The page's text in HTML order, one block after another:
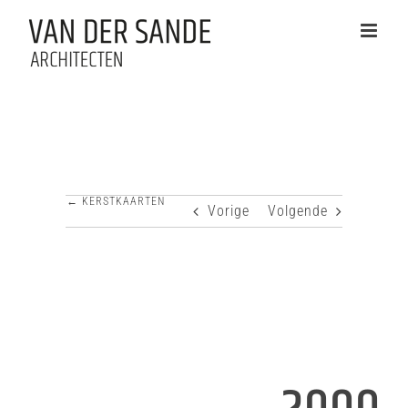
inhoud
Vorige Volgende
← KERSTKAARTEN